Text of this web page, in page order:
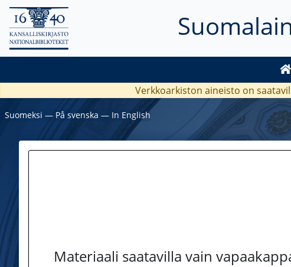
Verkkoarkiston aineisto on
Suomeksi ― På svenska ― In English
Materiaali saatavilla vain